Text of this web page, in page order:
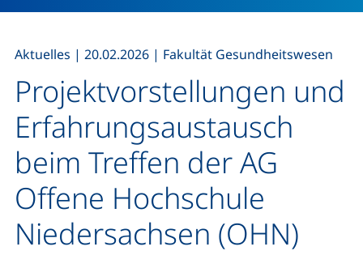
Projektvorstellungen und
Erfahrungsaustausch
beim Treffen der AG
Offene Hochschule
Niedersachsen (OHN)
Aktuelles | 20.02.2026 | Fakultät Gesundheitswesen